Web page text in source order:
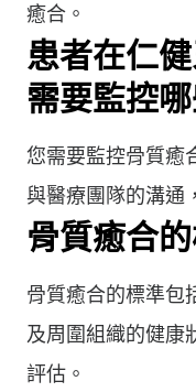
癒合。
患者在仁
需要監控
您需要監控骨質癒
與醫療團隊的溝通
骨質癒合
骨質癒合的標準包
及周圍組織的健康
評估。